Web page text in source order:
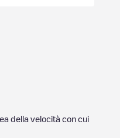
della velocità con cui